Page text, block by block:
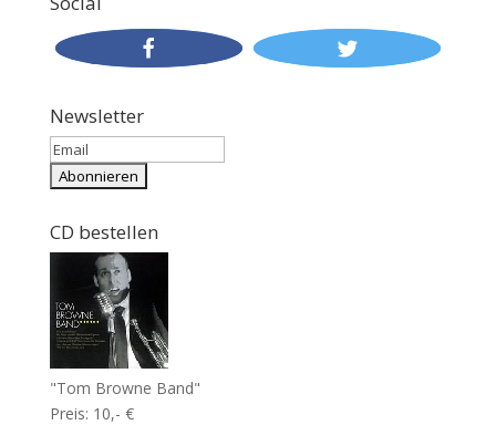
Newsletter
CD bestellen
"Tom Browne Band"
Preis: 10,- €